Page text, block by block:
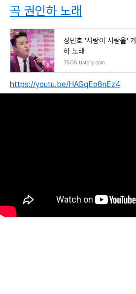
곡 권인하 노래
장민호 '사랑이 사랑을'
하 노래
7505.tistory.com
https://youtu.be/HAGqEo8nEz4